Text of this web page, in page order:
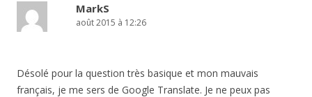
MarkS
août 2015 à 12:26
Désolé pour la question très basique et mon mauvais
français, je me sers de Google Translate. Je ne peux pas